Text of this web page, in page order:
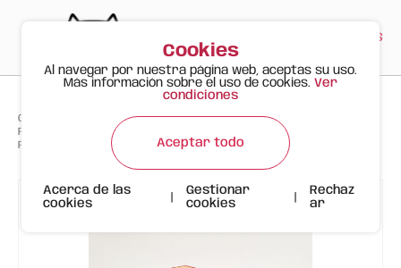
ES
Gato Feliz Productos > >
FOFOS Sardine Canned Box Scratcher – Rascador para Gatos en
Forma de Lata de Sardinas
Cookies
Al navegar por nuestra página web, aceptas su uso.
Más información sobre el uso de cookies. Ver
condiciones
Aceptar todo
Acerca de las
cookies
Gestionar
cookies
Rechaz
ar